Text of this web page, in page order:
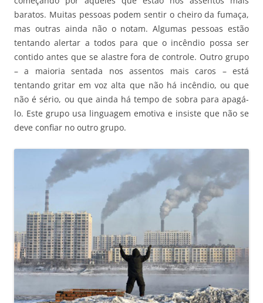
baratos. Muitas pessoas podem sentir o cheiro da fumaça,
mas outras ainda não o notam. Algumas pessoas estão
tentando alertar a todos para que o incêndio possa ser
contido antes que se alastre fora de controle. Outro grupo
– a maioria sentada nos assentos mais caros – está
tentando gritar em voz alta que não há incêndio, ou que
não é sério, ou que ainda há tempo de sobra para apagá-
lo. Este grupo usa linguagem emotiva e insiste que não se
deve confiar no outro grupo.